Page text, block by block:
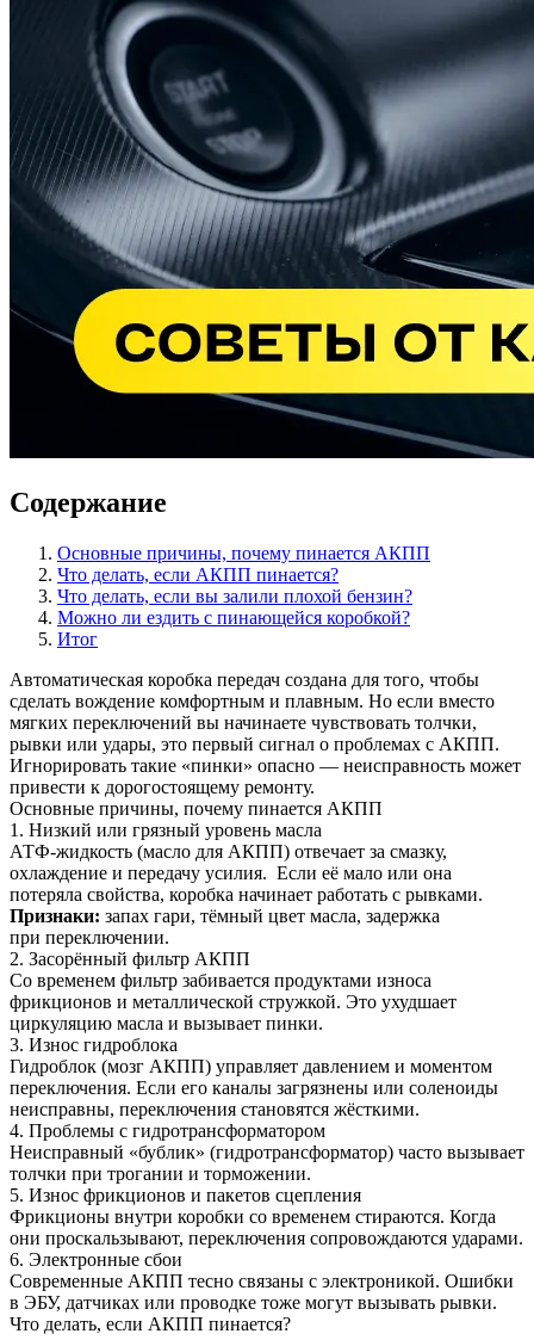
Содержание
Основные причины, почему пинается АКПП
Что делать, если АКПП пинается?
Что делать, если вы залили плохой бензин?
Можно ли ездить с пинающейся коробкой?
Итог
Автоматическая коробка передач создана для того, чтобы
сделать вождение комфортным и плавным. Но если вместо
мягких переключений вы начинаете чувствовать толчки,
рывки или удары, это первый сигнал о проблемах с АКПП.
Игнорировать такие «пинки» опасно — неисправность может
привести к дорогостоящему ремонту.
Основные причины, почему пинается АКПП
1. Низкий или грязный уровень масла
АТФ-жидкость (масло для АКПП) отвечает за смазку,
охлаждение и передачу усилия. Если её мало или она
потеряла свойства, коробка начинает работать с рывками.
Признаки: запах гари, тёмный цвет масла, задержка
при переключении.
2. Засорённый фильтр АКПП
Со временем фильтр забивается продуктами износа
фрикционов и металлической стружкой. Это ухудшает
циркуляцию масла и вызывает пинки.
3. Износ гидроблока
Гидроблок (мозг АКПП) управляет давлением и моментом
переключения. Если его каналы загрязнены или соленоиды
неисправны, переключения становятся жёсткими.
4. Проблемы с гидротрансформатором
Неисправный «бублик» (гидротрансформатор) часто вызывает
толчки при трогании и торможении.
5. Износ фрикционов и пакетов сцепления
Фрикционы внутри коробки со временем стираются. Когда
они проскальзывают, переключения сопровождаются ударами.
6. Электронные сбои
Современные АКПП тесно связаны с электроникой. Ошибки
в ЭБУ, датчиках или проводке тоже могут вызывать рывки.
Что делать, если АКПП пинается?